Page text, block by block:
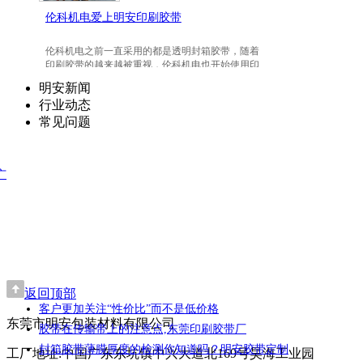
伦科机电爱上明安印刷胶带
伦科机电之前一直采用的都是透明封箱胶带，随着
印刷胶带的越来越被重视，伦科机电也开始使用印
明安新闻
行业动态
常见问题
客户更加关注“性价比”而不是低价格
胶带在传输带上的注意点,东莞印刷胶带厂
封箱胶带薄膜厚度的检测你知道吗？明安胶带定制
返回顶部
东莞市明安包装材料有限公司
工厂地址:中国广东东坑镇中兴大道北169号昊海工业园